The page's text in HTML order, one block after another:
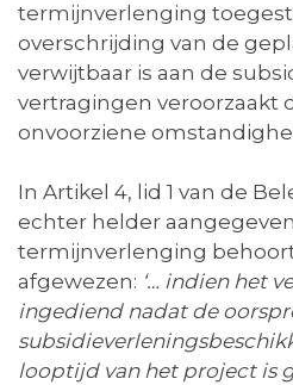
termijnverlenging
overschrijding van de
verwijtbaar is aan de
vertragingen veroorzaakt
onvoorziene
In Artikel 4, lid 1 van de
echter helder
termijnverlenging
afgewezen: ‘… indien het
ingediend nadat de
looptijd van het project is